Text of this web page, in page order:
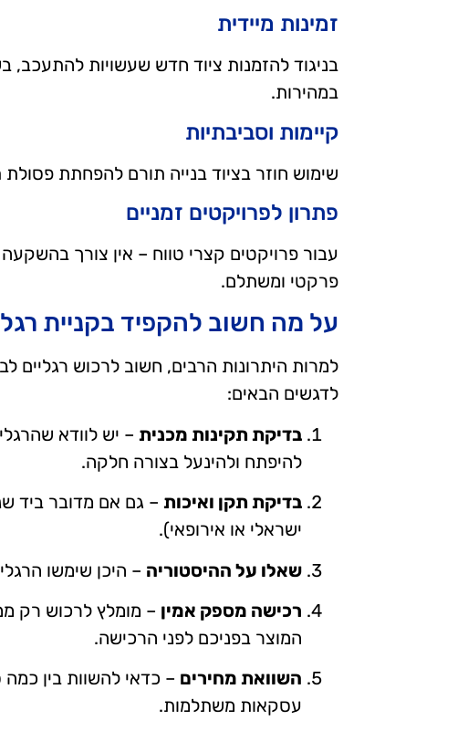
זמינות מיידית
בניגוד להזמנות ציוד חדש שעשויות להתעכב,
במהירות.
קיימות וסביבתיות
שימוש חוזר בציוד בנייה תורם להפחתת
פתרון לפרויקטים זמניים
עבור פרויקטים קצרי טווח – אין צורך
פרקטי ומשתלם.
על מה חשוב להקפיד בקניית רגלי
למרות היתרונות הרבים, חשוב לרכוש רגליים
לדגשים הבאים:
בדיקת תקינות מכנית – יש לוודא
להיפתח ולהינעל בצורה חלקה.
בדיקת תקן ואיכות – גם אם מדובר ביד
ישראלי או אירופאי).
שאלו על ההיסטוריה – היכן שימשו
רכישה מספק אמין – מומלץ לרכוש רק
המוצר בפניכם לפני הרכישה.
השוואת מחירים – כדאי להשוות בין
עסקאות משתלמות.